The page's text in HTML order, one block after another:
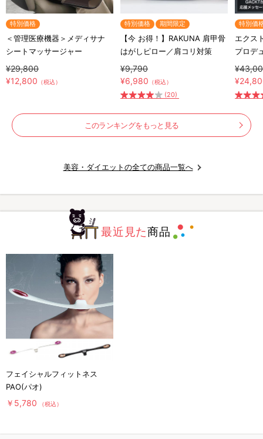
特別価格
＜管理医療機器＞メディサナ
シートマッサージャー
¥29,800
¥12,800 （税込）
特別価格 期間限定
【今 お得！】RAKUNA 肩甲骨
はがしピロー／肩コリ対策
¥9,790
¥6,980 （税込）
(20)
特別価
エクス
プロデ
ート器
このランキングをもっと見る
美容・ダイエットの全ての商品一覧へ
最近見た商品
フェイシャルフィットネス
PAO(パオ)
￥5,780 （税込）